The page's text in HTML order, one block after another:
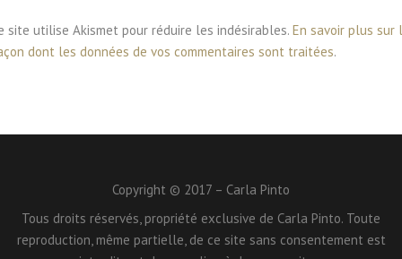
site utilise Akismet pour réduire les indésirables. En savoir plus sur
dont les données de vos commentaires sont traitées.
Copyright © 2017 – Carla Pinto
Tous droits réservés, propriété exclusive de Carla Pinto. Toute
reproduction, même partielle, de ce site sans consentement est